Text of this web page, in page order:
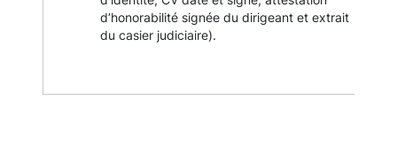
d’honorabilité signée du dirigeant et extrait
du casier judiciaire).